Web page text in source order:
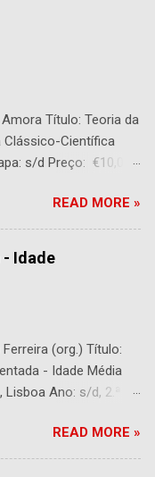
Título: Teoria da
Clássico-Científica
s/d Preço: €10,00
READ MORE »
Idade
(org.) Título:
- Idade Média
Ano: s/d, 2.ª
a lapiseira. Usado.
READ MORE »